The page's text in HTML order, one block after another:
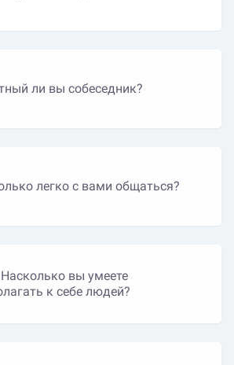
ли вы собеседник?
легко с вами общаться?
Насколько вы умеете
к себе людей?